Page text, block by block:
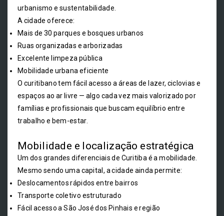
urbanismo e sustentabilidade.
A cidade oferece:
Mais de 30 parques e bosques urbanos
Ruas organizadas e arborizadas
Excelente limpeza pública
Mobilidade urbana eficiente
O curitibano tem fácil acesso a áreas de lazer, ciclovias e
espaços ao ar livre — algo cada vez mais valorizado por
famílias e profissionais que buscam equilíbrio entre
trabalho e bem-estar.
Mobilidade e localização estratégica
Um dos grandes diferenciais de Curitiba é a mobilidade.
Mesmo sendo uma capital, a cidade ainda permite:
Deslocamentos rápidos entre bairros
Transporte coletivo estruturado
Fácil acesso a São José dos Pinhais e região